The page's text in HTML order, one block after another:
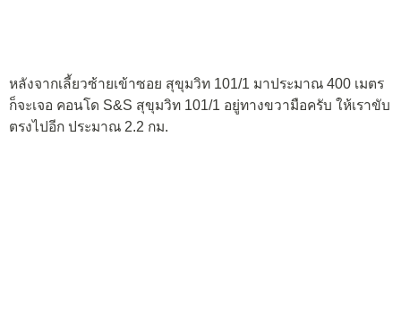
หลังจากเลี้ยวซ้ายเข้าซอย สุขุมวิท 101/1 มาประมาณ 400 เมตร
ก็จะเจอ คอนโด S&S สุขุมวิท 101/1 อยู่ทางขวามือครับ ให้เราขับ
ตรงไปอีก ประมาณ 2.2 กม.